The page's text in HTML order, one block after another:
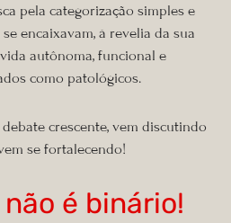
pela categorização simples e
encaixavam, à revelia da sua
autônoma, funcional e
como patológicos.
crescente, vem discutindo
se fortalecendo!
é binário!